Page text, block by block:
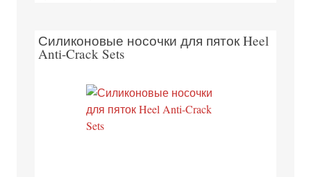
Силиконовые носочки для пяток Heel
Anti-Crack Sets